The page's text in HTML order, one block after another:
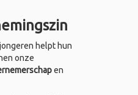
helpt hun
onze
en